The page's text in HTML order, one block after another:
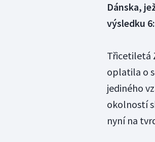
Dánska,
výsledku
Třicetiletá
oplatila o
jediného
okolností
nyní na